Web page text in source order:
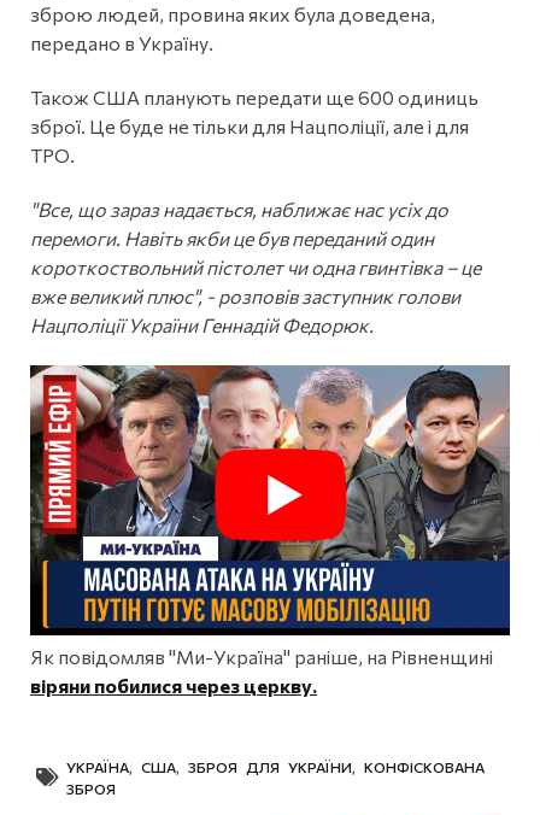
зброю людей, провина яких була доведена,
передано в Україну.
Також США планують передати ще 600 одиниць
зброї. Це буде не тільки для Нацполіції, але і для
ТРО.
"Все, що зараз надається, наближає нас усіх до
перемоги. Навіть якби це був переданий один
короткоствольний пістолет чи одна гвинтівка – це
вже великий плюс", - розповів заступник голови
Нацполіції України Геннадій Федорюк.
Як повідомляв "Ми-Україна" раніше, на Рівненщині
віряни побилися через церкву.
УКРАЇНА США ЗБРОЯ ДЛЯ УКРАЇНИ
КОНФІСКОВАНА
ЗБРОЯ